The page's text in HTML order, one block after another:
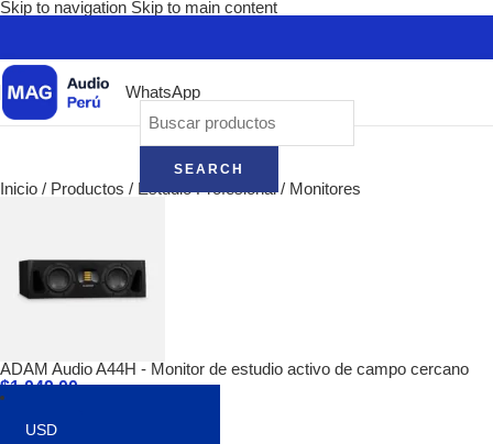
Skip to navigation Skip to main content
WhatsApp
SEARCH
Inicio / Productos / Estudio Profesional/ Monitores
ADAM Audio A44H - Monitor de estudio activo de campo cercano
$1,049.00
Volver a los productos
USD